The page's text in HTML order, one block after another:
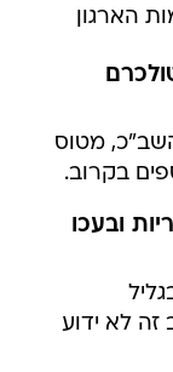
הארגון
מטוס
בקרוב.
ובעכו
זה לא ידוע